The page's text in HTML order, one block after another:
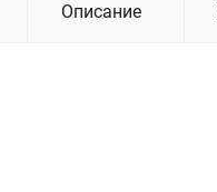
Описание